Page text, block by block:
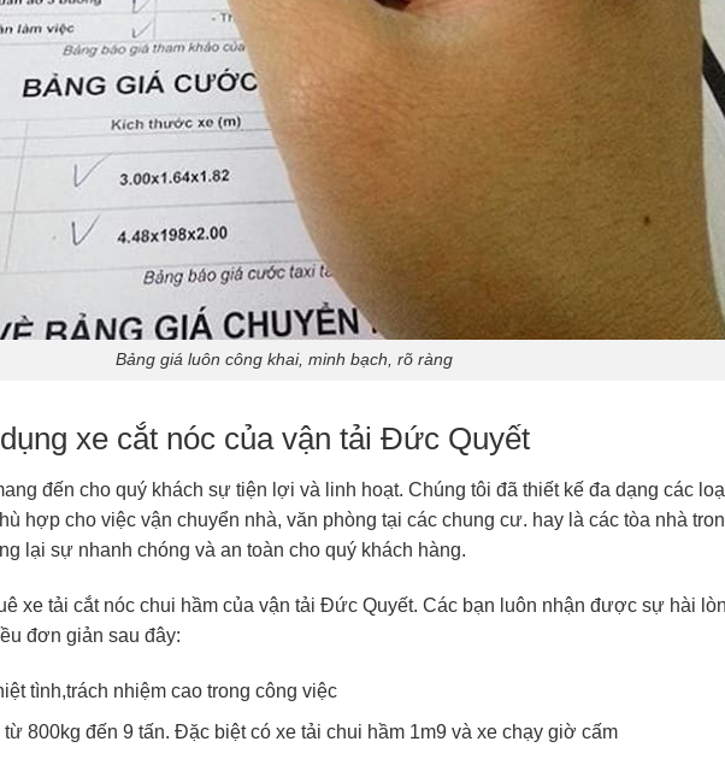
Bảng giá luôn công khai, minh bạch, rõ ràng
xe cắt nóc của vận tải Đức Quyết
đến cho quý khách sự tiện lợi và linh hoạt. Chúng tôi đã thiết kế đa dạng các
hợp cho việc vận chuyển nhà, văn phòng tại các chung cư. hay là các tòa nhà
lại sự nhanh chóng và an toàn cho quý khách hàng.
xe tải cắt nóc chui hầm của vận tải Đức Quyết. Các bạn luôn nhận được sự hài
đơn giản sau đây:
tình,trách nhiệm cao trong công việc
800kg đến 9 tấn. Đặc biệt có xe tải chui hầm 1m9 và xe chạy giờ cấm